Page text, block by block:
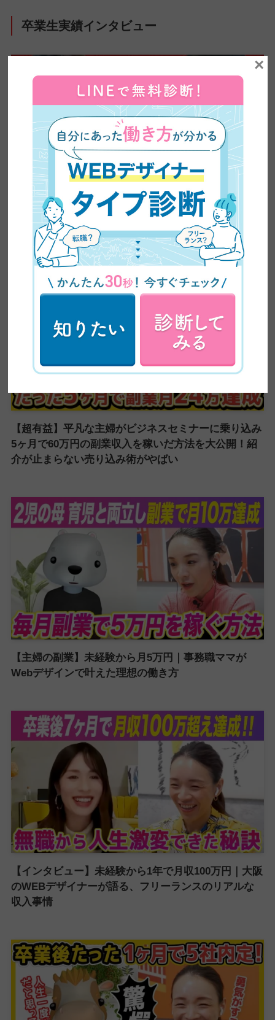
卒業生実績インタビュー
【全ママ必見】2児のシンママが脱サラしてWEBデザ
イナーに大転身した方法公開！
【超有益】平凡な主婦がビジネスセミナーに乗り込み
5ヶ月で60万円の副業収入を稼いだ方法を大公開！紹
介が止まらない売り込み術がやばい
【主婦の副業】未経験から月5万円｜事務職ママが
Webデザインで叶えた理想の働き方
【インタビュー】未経験から1年で月収100万円｜大阪
のWEBデザイナーが語る、フリーランスのリアルな
収入事情
×